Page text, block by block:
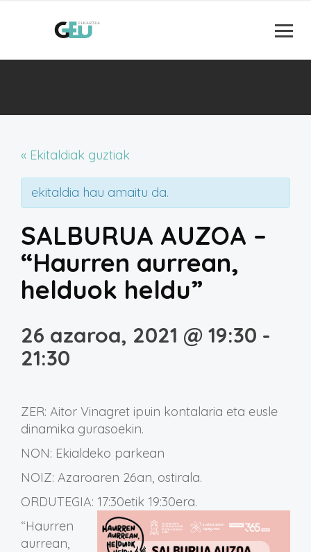
« Ekitaldiak guztiak
ekitaldia hau amaitu da.
SALBURUA AUZOA –
“Haurren aurrean,
helduok heldu”
26 azaroa, 2021 @ 19:30 -
21:30
ZER: Aitor Vinagret ipuin kontalaria eta eusle
dinamika gurasoekin.
NON: Ekialdeko parkean
NOIZ: Azaroaren 26an, ostirala.
ORDUTEGIA: 17:30etik 19:30era.
“Haurren
aurrean,